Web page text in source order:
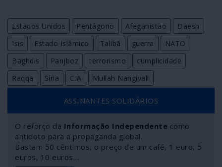
Estados Unidos Pentágono Afeganistão
Daesh
Isis
Estado Islâmico Talibã guerra
NATO
Baghdis
Panjboz terrorismo
cumplicidade
Raqqa
Síria CIA Mullah Nangivali
ASSINANTES SOLIDÁRIOS
O reforço da Informação Independente como
antídoto para a propaganda global.
Bastam 50 cêntimos, o preço de um café, 1 euro, 5
euros, 10 euros…